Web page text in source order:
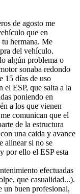
de agosto me
que en
hermana. Me
del vehículo.
algún problema o
sonaba redondo
15 días de uso
ESP, que salta a la
poniendo en
a los que vienen
comunican que el
de la estructura
una caida y avance
alinear si no se
por ello el ESP esta
efectuadas
que casualidad...).
un buen profesional,